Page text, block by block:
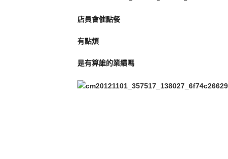
店員會催點餐
有點煩
是有算誰的業績嗎